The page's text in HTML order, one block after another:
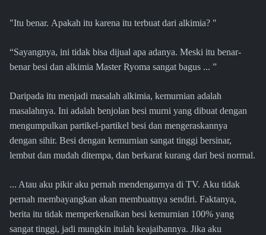
"Itu benar. Apakah itu karena itu terbuat dari alkimia? "
“Sayangnya, ini tidak bisa dijual apa adanya. Meski itu benar-
benar besi dan alkimia Master Ryoma sangat bagus ... ”
Daripada itu menjadi masalah alkimia, kemurnian adalah
masalahnya. Ini adalah benjolan besi murni yang dibuat dengan
mengumpulkan partikel-partikel besi dan mengeraskannya
dengan sihir. Besi dengan kemurnian sangat tinggi bersinar,
lembut dan mudah ditempa, dan berkarat kurang dari besi normal.
... Atau aku pikir aku pernah mendengarnya di TV. Aku tidak
pernah membayangkan akan membuatnya sendiri. Faktanya,
berita itu tidak memperkenalkan besi kemurnian 100% yang
sangat tinggi, jadi mungkin itulah keajaibannya. Jika aku